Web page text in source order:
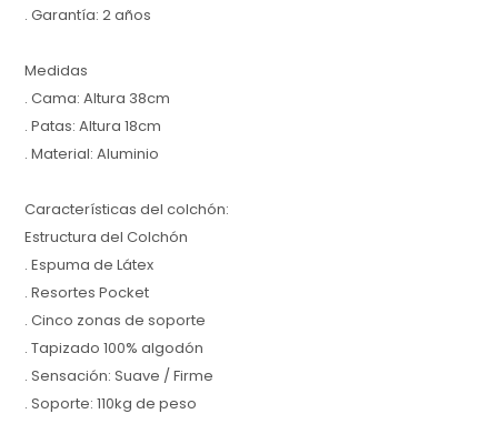
. Garantía: 2 años
Medidas
. Cama: Altura 38cm
. Patas: Altura 18cm
. Material: Aluminio
Características del colchón:
Estructura del Colchón
. Espuma de Látex
. Resortes Pocket
. Cinco zonas de soporte
. Tapizado 100% algodón
. Sensación: Suave / Firme
. Soporte: 110kg de peso